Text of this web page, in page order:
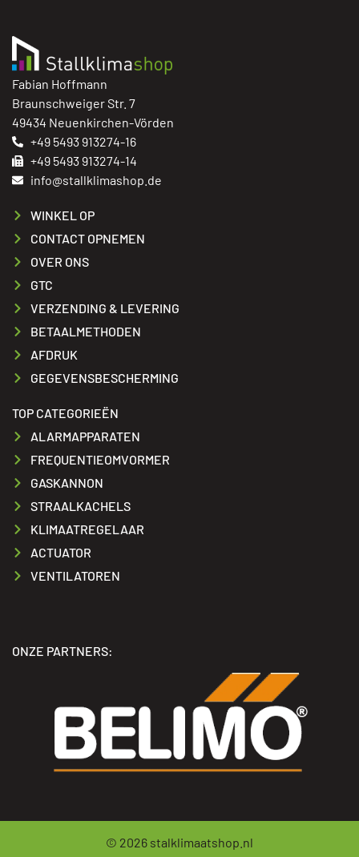
Fabian Hoffmann
Braunschweiger Str. 7
49434 Neuenkirchen-Vörden
+49 5493 913274-16
+49 5493 913274-14
info@stallklimashop.de
WINKEL OP
CONTACT OPNEMEN
OVER ONS
GTC
VERZENDING & LEVERING
BETAALMETHODEN
AFDRUK
GEGEVENSBESCHERMING
TOP CATEGORIEËN
ALARMAPPARATEN
FREQUENTIEOMVORMER
GASKANNON
STRAALKACHELS
KLIMAATREGELAAR
ACTUATOR
VENTILATOREN
ONZE PARTNERS:
© 2026 stalklimaatshop.nl